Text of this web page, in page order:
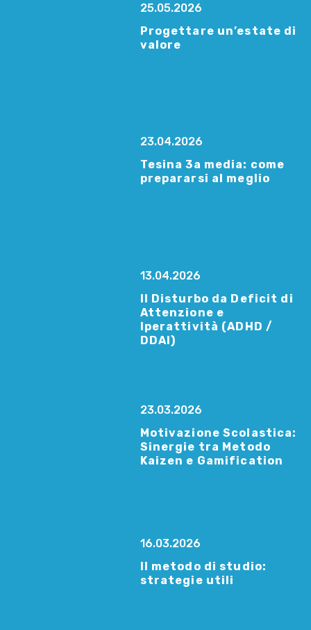
25.05.2026
Progettare un’estate di
valore
23.04.2026
Tesina 3a media: come
prepararsi al meglio
13.04.2026
Il Disturbo da Deficit di
Attenzione e
Iperattività (ADHD /
DDAI)
23.03.2026
Motivazione Scolastica:
Sinergie tra Metodo
Kaizen e Gamification
16.03.2026
Il metodo di studio:
strategie utili